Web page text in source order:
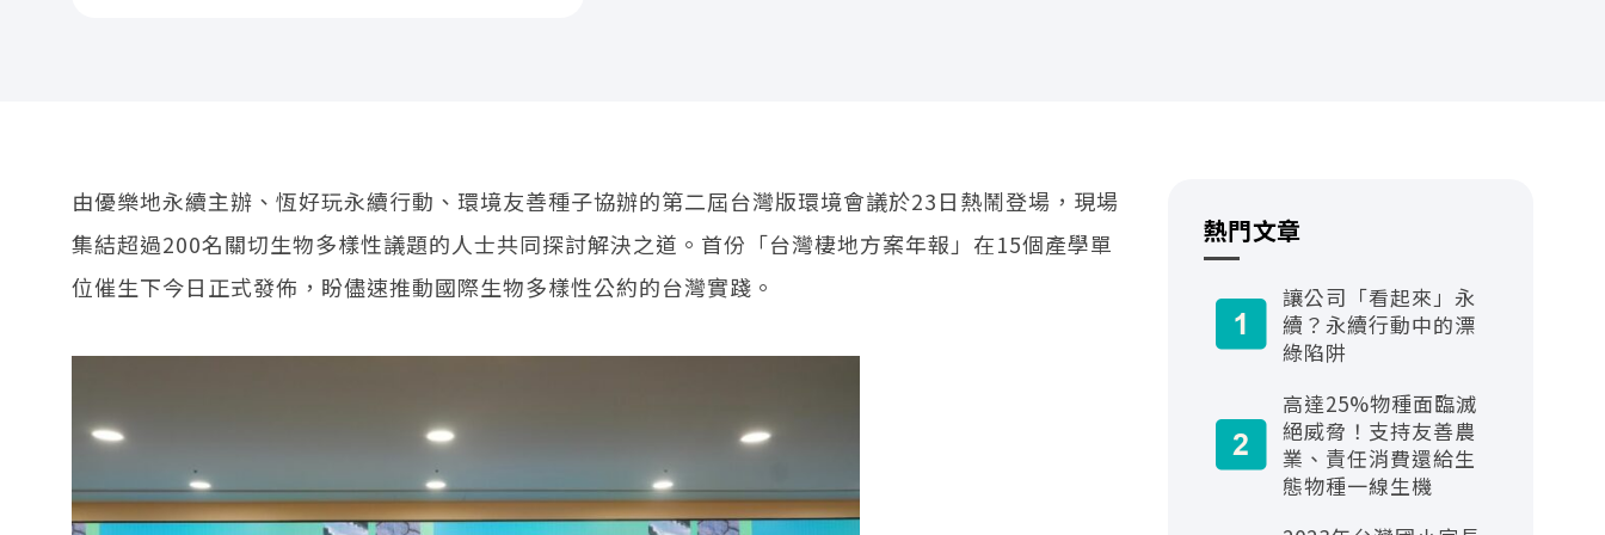
由優樂地永續主辦、恆好玩永續行動、環境友善種子協辦的第二屆台灣版環境會議於23日熱鬧登場，現場
集結超過200名關切生物多樣性議題的人士共同探討解決之道。首份「台灣棲地方案年報」在15個產學單
位催生下今日正式發佈，盼儘速推動國際生物多樣性公約的台灣實踐。
熱門文章
讓公司「看起來」永
續？永續行動中的漂
綠陷阱
高達25%物種面臨滅
絕威脅！支持友善農
業、責任消費還給生
態物種一線生機